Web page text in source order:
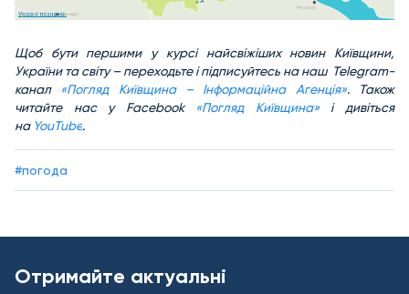
Щоб бути першими у курсі найсвіжіших новин Київщини,
України та світу – переходьте і підписуйтесь на наш Telegram-
канал
«Погляд Київщина – Інформаційна Агенція». Також
читайте нас у Facebook
«Погляд Київщина»і дивіться
на YouTube.
#погода
Отримайте актуальні